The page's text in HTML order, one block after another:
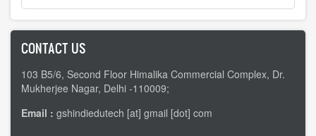
CONTACT US
103 B5/6, Second Floor Himalika Commercial Complex, Dr.
Mukherjee Nagar, Delhi -110009;
Email : gshindiedutech [at] gmail [dot] com